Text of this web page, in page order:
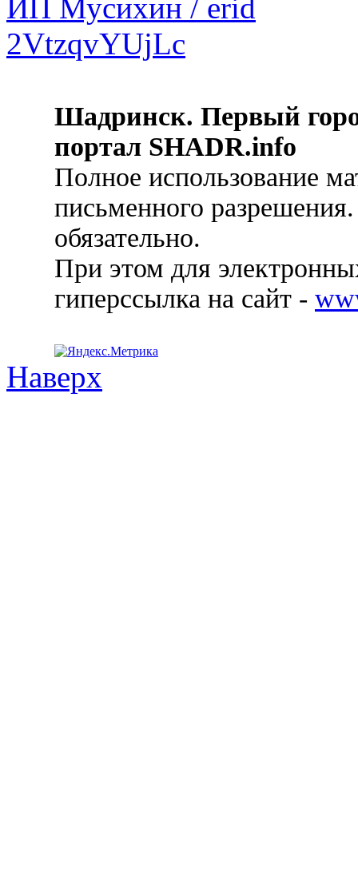
Шадринск. Первый
портал SHADR.info
Полное использование
письменного
обязательно.
При этом для
гиперссылка на сайт -
Наверх